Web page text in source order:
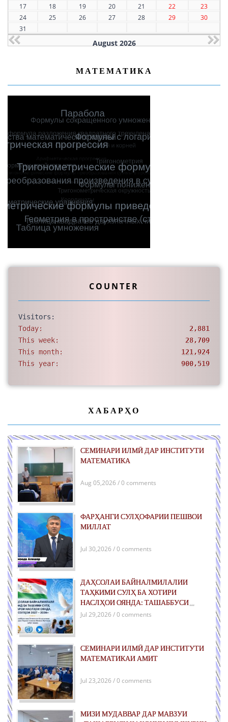
17
18 19 20 21 22
23
24
25 26 27 28 29
30
31
August 2026
МАТЕМАТИКА
COUNTER
Visitors:
Today:
2,881
This week:
28,709
This month:
121,924
This year:
900,519
ХАБАРҲО
СЕМИНАРИ ИЛМӢ ДАР ИНСТИТУТИ
МАТЕМАТИКА
Aug 05,2026 / 0 comments
ФАРҲАНГИ СУЛҲОФАРИИ ПЕШВОИ
МИЛЛАТ
Jul 30,2026 / 0 comments
ДАҲСОЛАИ БАЙНАЛМИЛАЛИИ
ТАҲКИМИ СУЛҲ БА ХОТИРИ
НАСЛҲОИ ОЯНДА: ТАШАББУСИ
ҶАҲОНИИ ҶУМҲУРИИ ТОҶИКИСТОН
Jul 29,2026 / 0 comments
СЕМИНАРИ ИЛМӢ ДАР ИНСТИТУТИ
МАТЕМАТИКАИ АМИТ
Jul 23,2026 / 0 comments
МИЗИ МУДАВВАР ДАР МАВЗУИ